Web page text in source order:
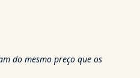
do mesmo preço que os